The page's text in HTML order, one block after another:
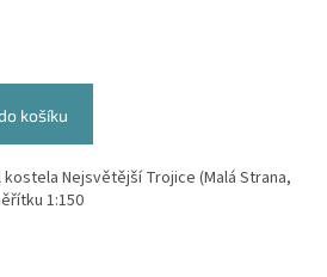
košíku
Nejsvětější Trojice (Malá Strana,
1:150